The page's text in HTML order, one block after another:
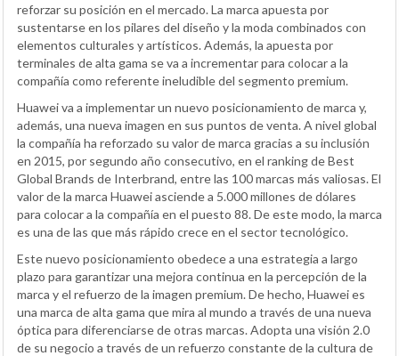
reforzar su posición en el mercado. La marca apuesta por
sustentarse en los pilares del diseño y la moda combinados con
elementos culturales y artísticos. Además, la apuesta por
terminales de alta gama se va a incrementar para colocar a la
compañía como referente ineludible del segmento premium.
Huawei va a implementar un nuevo posicionamiento de marca y,
además, una nueva imagen en sus puntos de venta. A nivel global
la compañía ha reforzado su valor de marca gracias a su inclusión
en 2015, por segundo año consecutivo, en el ranking de Best
Global Brands de Interbrand, entre las 100 marcas más valiosas. El
valor de la marca Huawei asciende a 5.000 millones de dólares
para colocar a la compañía en el puesto 88. De este modo, la marca
es una de las que más rápido crece en el sector tecnológico.
Este nuevo posicionamiento obedece a una estrategia a largo
plazo para garantizar una mejora continua en la percepción de la
marca y el refuerzo de la imagen premium. De hecho, Huawei es
una marca de alta gama que mira al mundo a través de una nueva
óptica para diferenciarse de otras marcas. Adopta una visión 2.0
de su negocio a través de un refuerzo constante de la cultura de